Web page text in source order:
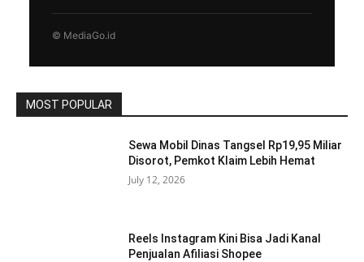
© MediaGo.id
MOST POPULAR
Sewa Mobil Dinas Tangsel Rp19,95 Miliar
Disorot, Pemkot Klaim Lebih Hemat
July 12, 2026
Reels Instagram Kini Bisa Jadi Kanal
Penjualan Afiliasi Shopee